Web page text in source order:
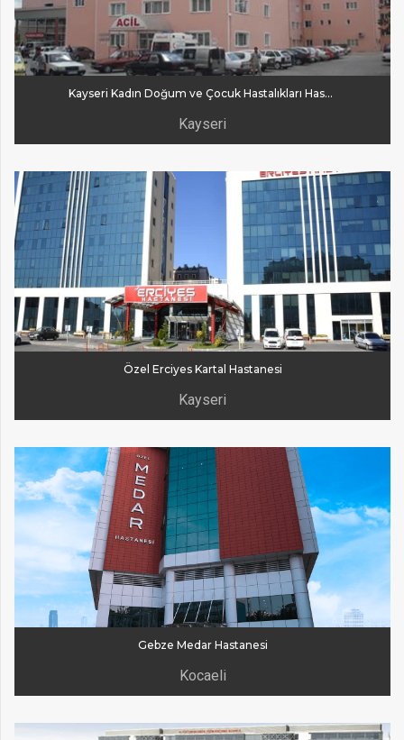
Kayseri Kadın Doğum ve Çocuk Hastalıkları Hastanesi
Kayseri
Özel Erciyes Kartal Hastanesi
Kayseri
Gebze Medar Hastanesi
Kocaeli